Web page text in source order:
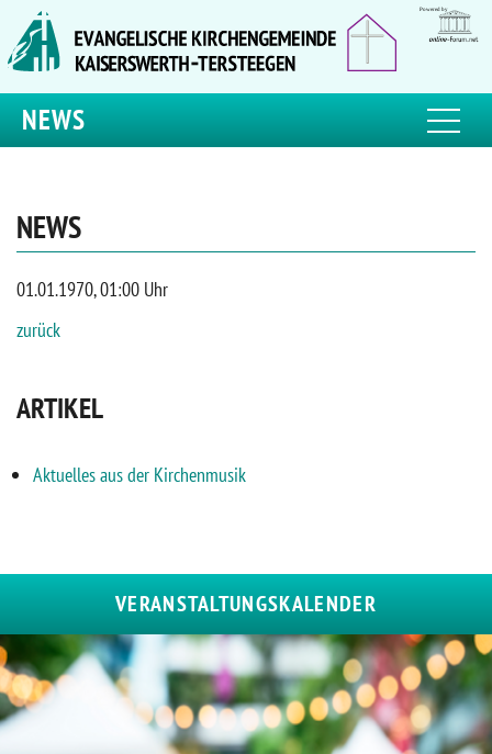
NEWS
NEWS
01.01.1970, 01:00 Uhr
zurück
ARTIKEL
Aktuelles aus der Kirchenmusik
VERANSTALTUNGSKALENDER